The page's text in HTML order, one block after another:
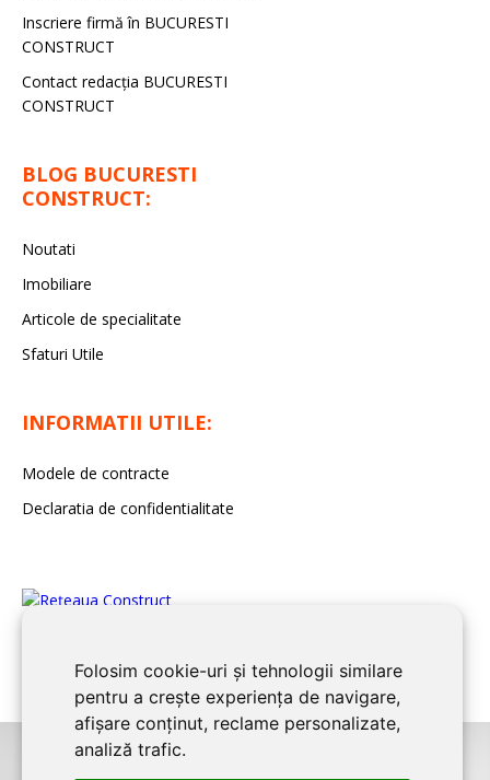
Folosim cookie-uri și tehnologii similare
pentru a crește experiența de navigare,
afișare conținut, reclame personalizate,
analiză trafic.
Inscriere firmă în BUCURESTI
CONSTRUCT
Contact redacţia BUCURESTI
CONSTRUCT
BLOG BUCURESTI
CONSTRUCT:
Noutati
Imobiliare
Articole de specialitate
Sfaturi Utile
INFORMATII UTILE:
Modele de contracte
Declaratia de confidentialitate
BUCURESTI CONSTRUCTeste un serviciu de promovare online